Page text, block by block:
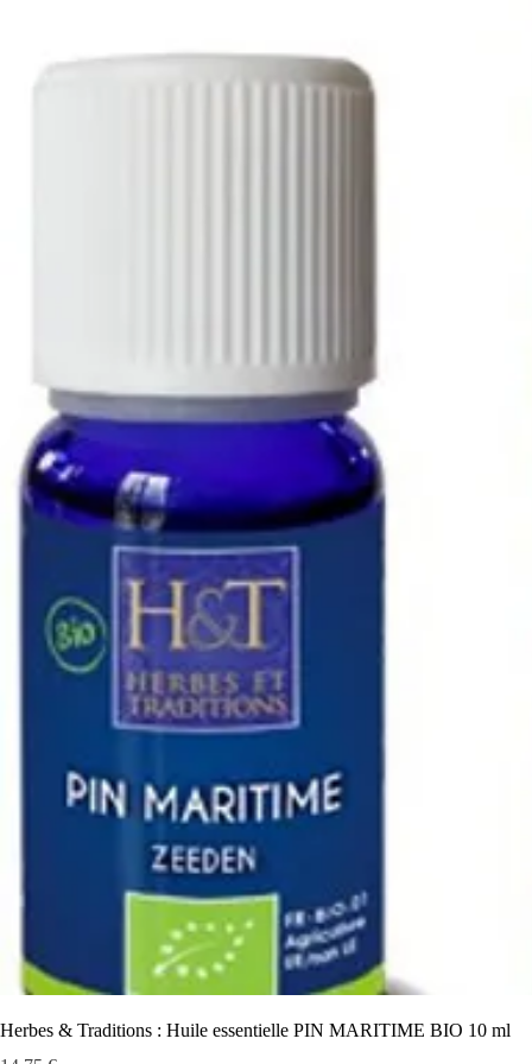
Herbes & Traditions : Huile essentielle PIN MARITIME BIO 10 ml